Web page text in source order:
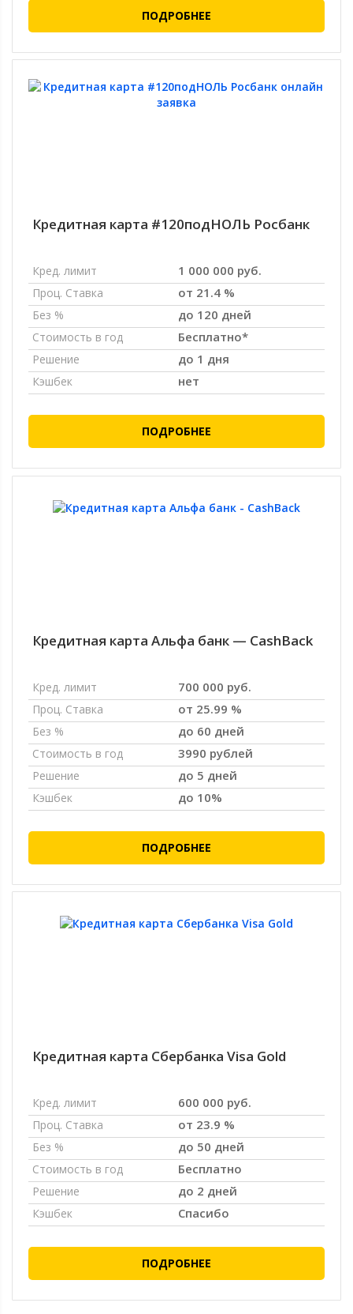
ПОДРОБНЕЕ
Кредитная карта #120подНОЛЬ Росбанк
Кред. лимит 1 000 000 руб.
Проц. Ставка от 21.4 %
Без % до 120 дней
Стоимость в год Бесплатно*
Решение до 1 дня
Кэшбек нет
ПОДРОБНЕЕ
Кредитная карта Альфа банк — CashBack
Кред. лимит 700 000 руб.
Проц. Ставка от 25.99 %
Без % до 60 дней
Стоимость в год 3990 рублей
Решение до 5 дней
Кэшбек до 10%
ПОДРОБНЕЕ
Кредитная карта Сбербанка Visa Gold
Кред. лимит 600 000 руб.
Проц. Ставка от 23.9 %
Без % до 50 дней
Стоимость в год Бесплатно
Решение до 2 дней
Кэшбек Спасибо
ПОДРОБНЕЕ